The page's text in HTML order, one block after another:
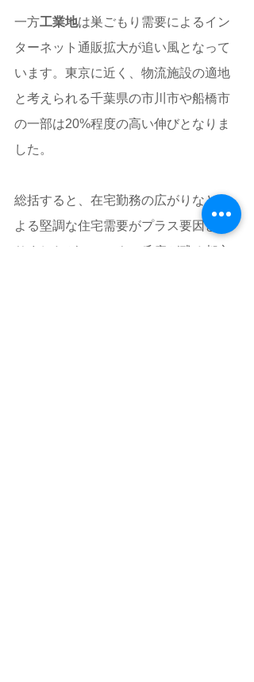
一方工業地は巣ごもり需要によるイン
ターネット通販拡大が追い風となって
います。東京に近く、物流施設の適地
と考えられる千葉県の市川市や船橋市
の一部は20%程度の高い伸びとなりま
した。
総括すると、在宅勤務の広がりなどに
よる堅調な住宅需要がプラス要因とな
りましたが、コロナの爪痕が残る都心